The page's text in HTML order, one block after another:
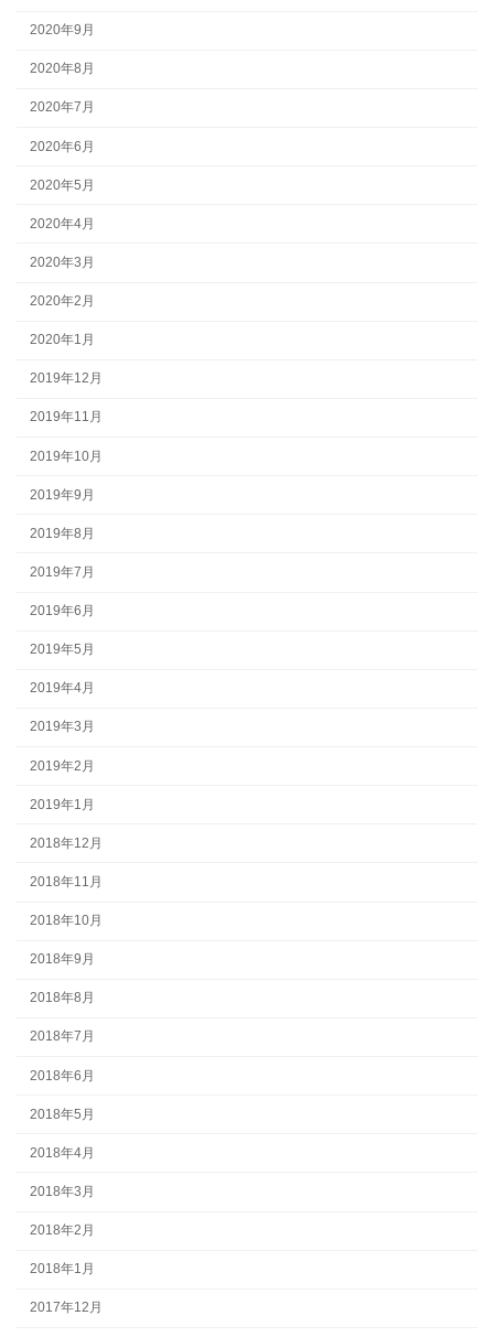
2020年9月
2020年8月
2020年7月
2020年6月
2020年5月
2020年4月
2020年3月
2020年2月
2020年1月
2019年12月
2019年11月
2019年10月
2019年9月
2019年8月
2019年7月
2019年6月
2019年5月
2019年4月
2019年3月
2019年2月
2019年1月
2018年12月
2018年11月
2018年10月
2018年9月
2018年8月
2018年7月
2018年6月
2018年5月
2018年4月
2018年3月
2018年2月
2018年1月
2017年12月